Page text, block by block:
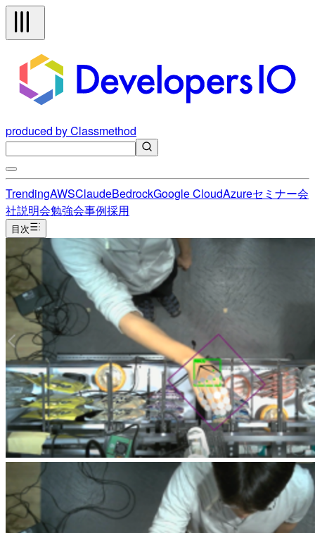
produced by Classmethod
TrendingAWSClaudeBedrockGoogle CloudAzureセミナー会
社説明会勉強会事例採用
目次